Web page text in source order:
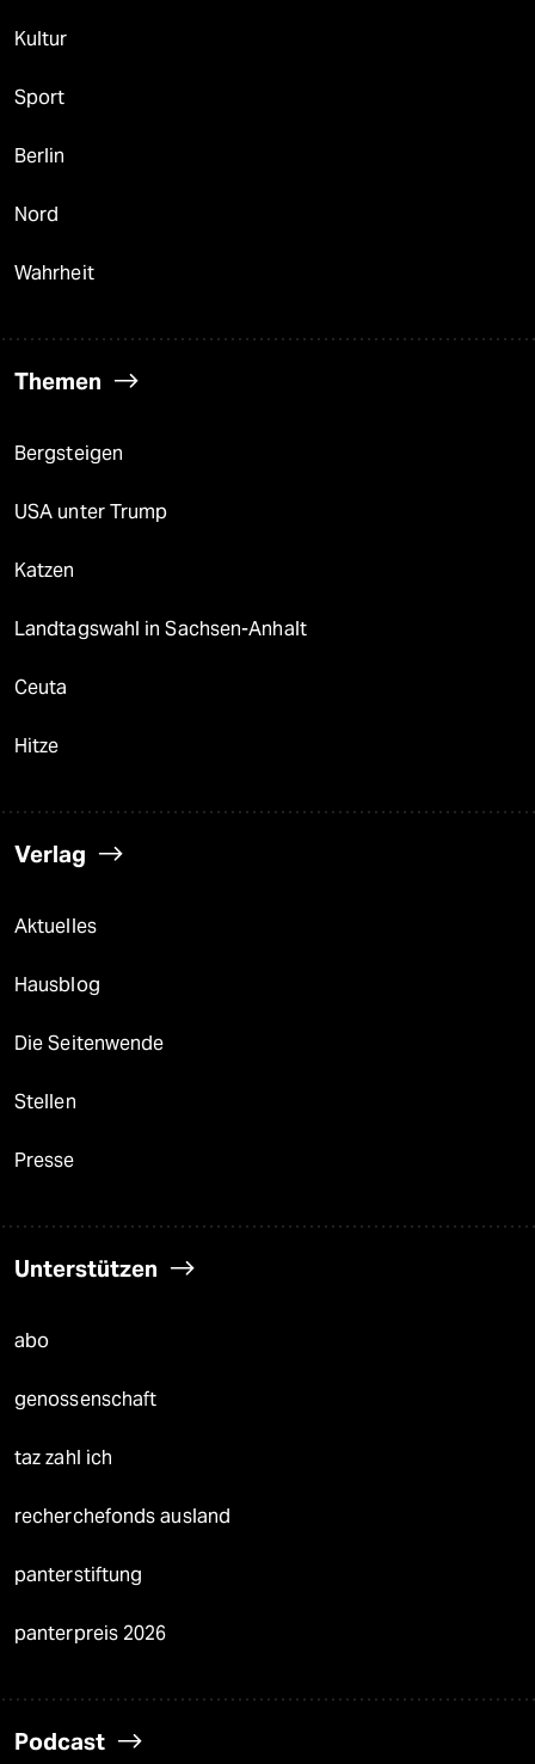
Kultur
Sport
Berlin
Nord
Wahrheit
Themen
Bergsteigen
USA unter Trump
Katzen
Landtagswahl in Sachsen-Anhalt
Ceuta
Hitze
Verlag
Aktuelles
Hausblog
Die Seitenwende
Stellen
Presse
Unterstützen
abo
genossenschaft
taz zahl ich
recherchefonds ausland
panterstiftung
panterpreis 2026
Podcast